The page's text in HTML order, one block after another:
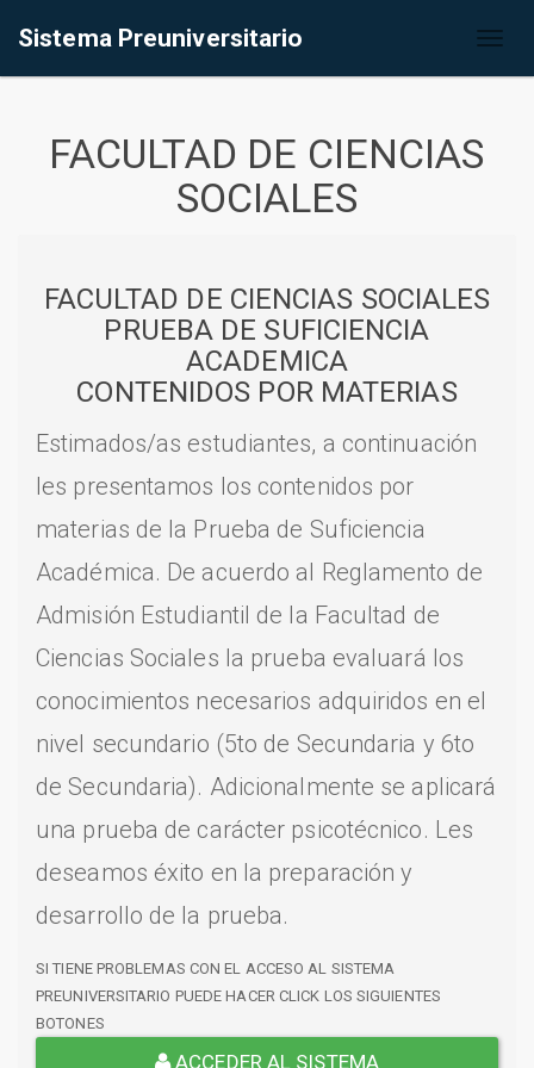
Sistema Preuniversitario
FACULTAD DE CIENCIAS
SOCIALES
FACULTAD DE CIENCIAS SOCIALES
PRUEBA DE SUFICIENCIA
ACADEMICA
CONTENIDOS POR MATERIAS
Estimados/as estudiantes, a continuación
les presentamos los contenidos por
materias de la Prueba de Suficiencia
Académica. De acuerdo al Reglamento de
Admisión Estudiantil de la Facultad de
Ciencias Sociales la prueba evaluará los
conocimientos necesarios adquiridos en el
nivel secundario (5to de Secundaria y 6to
de Secundaria). Adicionalmente se aplicará
una prueba de carácter psicotécnico. Les
deseamos éxito en la preparación y
desarrollo de la prueba.
SI TIENE PROBLEMAS CON EL ACCESO AL SISTEMA
PREUNIVERSITARIO PUEDE HACER CLICK LOS SIGUIENTES
BOTONES
ACCEDER AL SISTEMA